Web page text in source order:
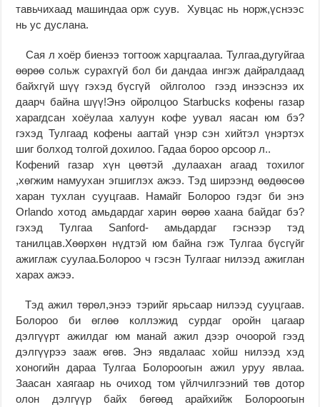
тавьчихаад машиндаа орж суув. Хувцас нь норж,үснээс
нь ус дуслана.
Сая л хоёр биенээ тогтоож харцгаалаа. Тулгаа,дугуйгаа
өөрөө сольж сурахгүй бол би дандаа ингэж дайралдаад
байхгүй шүү гэхэд бүсгүй ойлголоо гээд инээснээ их
даарч байна шүү!Энэ ойролцоо Starbucks кофены газар
харагдсан хоёулаа халуун кофе уувал яасан юм бэ?
гэхэд Тулгаад кофены аагтай үнэр сэн хийтэл үнэртэх
шиг болход толгой дохилоо. Гадаа бороо орсоор л..
Кофений газар хүн цөөтэй ,дулаахан агаад тохилог
,хөгжим намуухан эгшиглэх ажээ. Тэд ширээнд өөдөөсөө
харан тухлан сууцгаав. Намайг Болороо гэдэг би энэ
Orlando хотод амьдардаг харин өөрөө хаана байдаг бэ?
гэхэд Тулгаа Sanford- амьдардаг гэснээр тэд
танилцав.Хөөрхөн нүдтэй юм байна гэж Тулгаа бүсгүйг
ажиглаж суулаа.Болороо ч гэсэн Тулгааг нилээд ажиглан
харах ажээ.
Тэд ажил төрөл,энээ тэрийг ярьсаар нилээд сууцгаав.
Болороо би өглөө коллэжид сурдаг оройн цагаар
дэлгүүрт ажилдаг юм манай ажил дээр очоорой гээд
дэлгүүрээ зааж өгөв. Энэ явдалаас хойш нилээд хэд
хоногийн дараа Тулгаа Болороогын ажил уруу явлаа.
Заасан хаягаар нь очиход том үйлчилгээний төв дотор
олон дэлгүүр байх бөгөөд арайхийж Болороогын